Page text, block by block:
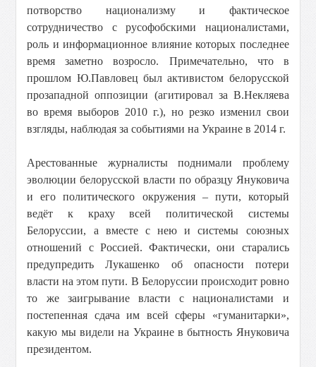
потворство национализму и фактическое
сотрудничество с русофобскими националистами,
роль и информационное влияние которых последнее
время заметно возросло. Примечательно, что в
прошлом Ю.Павловец был активистом белорусской
прозападной оппозиции (агитировал за В.Некляева
во время выборов 2010 г.), но резко изменил свои
взгляды, наблюдая за событиями на Украине в 2014 г.
Арестованные журналисты поднимали проблему
эволюции белорусской власти по образцу Януковича
и его политического окружения – пути, который
ведёт к краху всей политической системы
Белоруссии, а вместе с нею и системы союзных
отношений с Россией. Фактически, они старались
предупредить Лукашенко об опасности потери
власти на этом пути. В Белоруссии происходит ровно
то же заигрывание власти с националистами и
постепенная сдача им всей сферы «гуманитарки»,
какую мы видели на Украине в бытность Януковича
президентом.